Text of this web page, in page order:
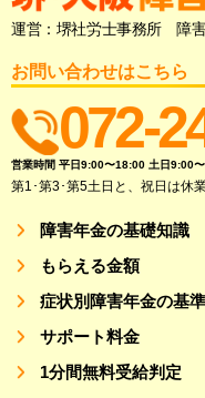
運営：堺社労士事務所 障
お問い合わせはこちら
072-
営業時間 平日9:00〜18:00 土日9:00
第1･第3･第5土日と、祝日は休
障害年金の基礎知識
もらえる金額
症状別障害年金の基準
サポート料金
1分間無料受給判定